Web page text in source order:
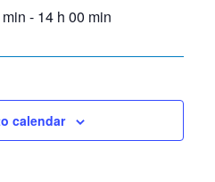
- 14 h 00 min
calendar